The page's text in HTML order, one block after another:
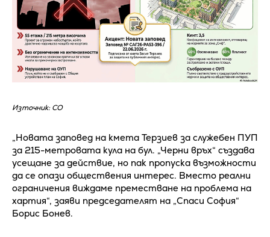
Източник: СО
„Новата заповед на кмета Терзиев за служебен ПУП
за 215-метровата кула на бул. „Черни връх“ създава
усещане за действие, но пак пропуска възможности
да се опази обществения интерес. Вместо реални
ограничения виждаме преместване на проблема на
хартия“, заяви председателят на „Спаси София“
Борис Бонев.